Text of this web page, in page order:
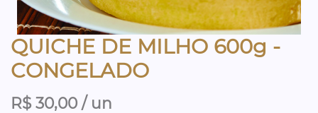
QUICHE DE MILHO 600g -
CONGELADO
R$30,00 / un